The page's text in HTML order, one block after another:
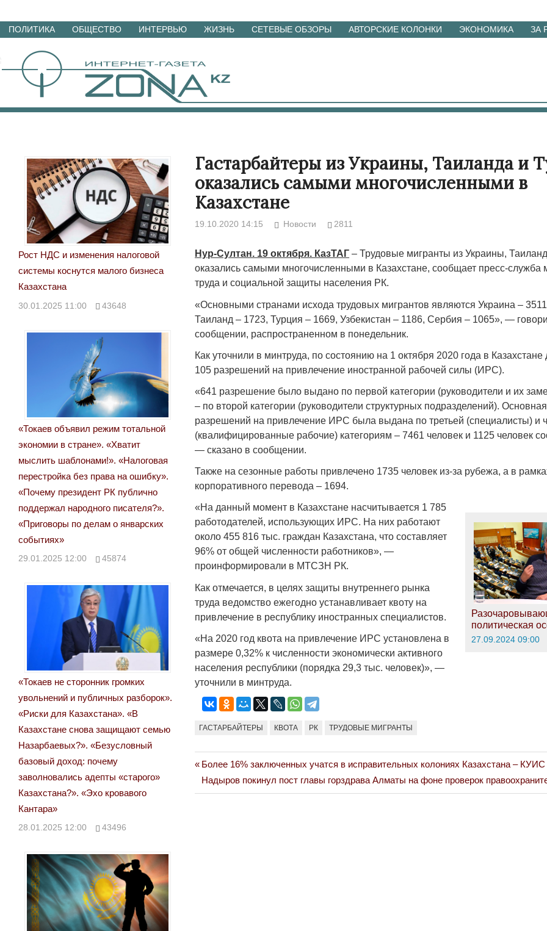
Перейти
материалам
ПОЛИТИКА ОБЩЕСТВО ИНТЕРВЬЮ ЖИЗНЬ СЕТЕВЫЕ ОБЗОРЫ АВТОРСКИЕ КОЛОНКИ ЭКОНОМИКА ЗА
Гастарбайтеры из Украины, Таиланда и
оказались самыми многочисленными в
Казахстане
19.10.2020 14:15 Новости 2811
Нур-Султан. 19 октября. КазТАГ – Трудовые мигранты из Украины,
оказались самыми многочисленными в Казахстане, сообщает пресс-служба
труда и социальной защиты населения РК.
«Основными странами исхода трудовых мигрантов являются Украина – 3511
Таиланд – 1723, Турция – 1669, Узбекистан – 1186, Сербия – 1065», —
сообщении, распространенном в понедельник.
Как уточнили в минтруда, по состоянию на 1 октября 2020 года в Казахстане
105 разрешений на привлечение иностранной рабочей силы (ИРС).
«641 разрешение было выдано по первой категории (руководители и их
– по второй категории (руководители структурных подразделений).
разрешений на привлечение ИРС была выдана по третьей (специалисты) и
(квалифицированные рабочие) категориям – 7461 человек и 1125 человек
— сказано в сообщении.
Также на сезонные работы привлечено 1735 человек из-за рубежа, а в
корпоративного перевода – 1694.
политическая
27.09.2024 09:00
«На данный момент в Казахстане насчитывается 1 785
работодателей, использующих ИРС. На них работают
около 455 816 тыс. граждан Казахстана, что составляет
96% от общей численности работников», —
проинформировали в МТСЗН РК.
Как отмечается, в целях защиты внутреннего рынка
труда ведомство ежегодно устанавливает квоту на
привлечение в республику иностранных специалистов.
«На 2020 год квота на привлечение ИРС установлена в
размере 0,32% к численности экономически активного
населения республики (порядка 29,3 тыс. человек)», —
уточнили в минтруда.
ГАСТАРБАЙТЕРЫ КВОТА РК ТРУДОВЫЕ МИГРАНТЫ
Навигация
по
Previous
Post:
Более 16% заключенных учатся в исправительных колониях Казахстана – КУИС
Next
Post:
Надыров покинул пост главы горздрава Алматы на фоне проверок
Рост НДС и изменения налоговой
системы коснутся малого бизнеса
Казахстана
30.01.2025 11:00 43648
«Токаев объявил режим тотальной
экономии в стране». «Хватит
мыслить шаблонами!». «Налоговая
перестройка без права на ошибку».
«Почему президент РК публично
поддержал народного писателя?».
«Приговоры по делам о январских
событиях»
29.01.2025 12:00 45874
«Токаев не сторонник громких
увольнений и публичных разборок».
«Риски для Казахстана». «В
Казахстане снова защищают семью
Назарбаевых?». «Безусловный
базовый доход: почему
заволновались адепты «старого»
Казахстана?». «Эхо кровавого
Кантара»
28.01.2025 12:00 43496
Народ выбрал свет
17.10.2024 17:00 29972
Дарига не
Авиакомпании
Война
Война Миров.
Сороса
08.11.2024